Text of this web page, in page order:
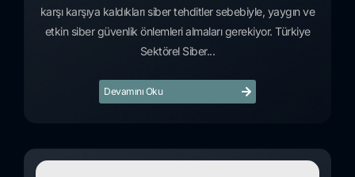
karşı karşıya kaldıkları siber tehditler sebebiyle, yaygın ve
etkin siber güvenlik önlemleri almaları gerekiyor. Türkiye
Sektörel Siber...
Devamını Oku